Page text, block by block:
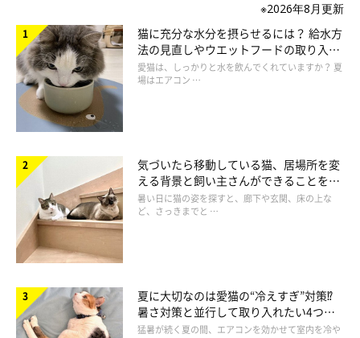
※2026年8月更新
猫に充分な水分を摂らせるには？ 給水方
法の見直しやウエットフードの取り入れ
方を解説
愛猫は、しっかりと水を飲んでくれていますか？ 夏
場はエアコン …
気づいたら移動している猫、居場所を変
える背景と飼い主さんができることを獣
医師が解説
暑い日に猫の姿を探すと、廊下や玄関、床の上な
ど、さっきまでと …
夏に大切なのは愛猫の“冷えすぎ”対策⁉
暑さ対策と並行して取り入れたい4つの
工夫
猛暑が続く夏の間、エアコンを効かせて室内を冷や